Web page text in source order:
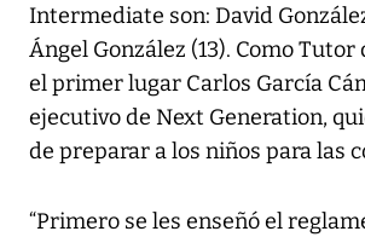
Intermediate son: David
Ángel González (13). Como
el primer lugar Carlos García
ejecutivo de Next Generation,
de preparar a los niños para las
“Primero se les enseñó el